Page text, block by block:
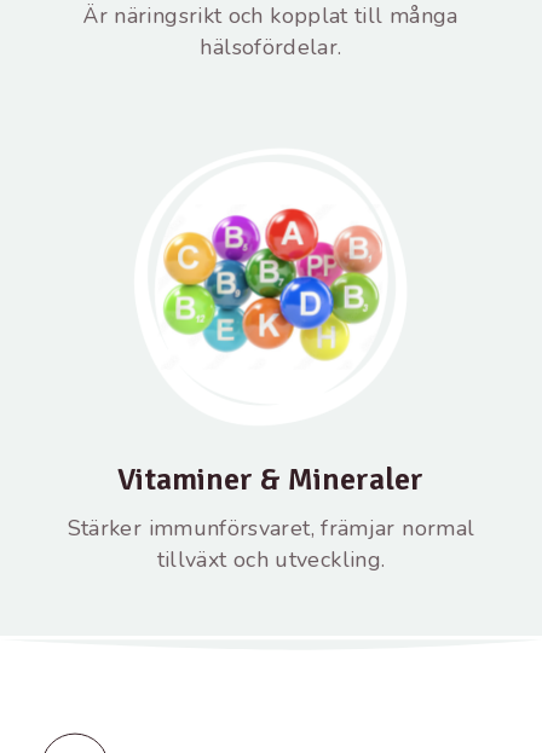
Är näringsrikt och kopplat till många
hälsofördelar.
Vitaminer & Mineraler
Stärker immunförsvaret, främjar normal
tillväxt och utveckling.